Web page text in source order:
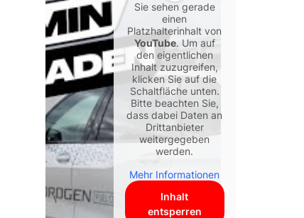
Sie sehen gerade
einen
Platzhalterinhalt von
YouTube. Um auf
den eigentlichen
Inhalt zuzugreifen,
klicken Sie auf die
Schaltfläche unten.
Bitte beachten Sie,
dass dabei Daten an
Drittanbieter
weitergegeben
werden.
Mehr Informationen
Inhalt
entsperren